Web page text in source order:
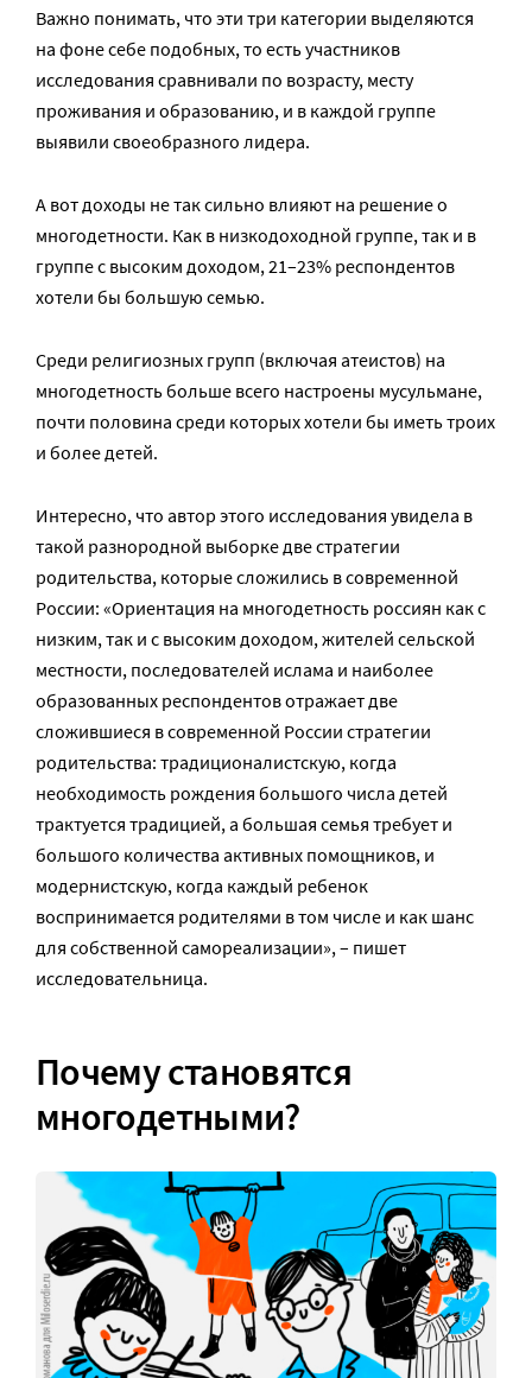
Важно понимать, что эти три категории выделяются
на фоне себе подобных, то есть участников
исследования сравнивали по возрасту, месту
проживания и образованию, и в каждой группе
выявили своеобразного лидера.
А вот доходы не так сильно влияют на решение о
многодетности. Как в низкодоходной группе, так и в
группе с высоким доходом, 21–23% респондентов
хотели бы большую семью.
Среди религиозных групп (включая атеистов) на
многодетность больше всего настроены мусульмане,
почти половина среди которых хотели бы иметь троих
и более детей.
Интересно, что автор этого исследования увидела в
такой разнородной выборке две стратегии
родительства, которые сложились в современной
России: «Ориентация на многодетность россиян как с
низким, так и с высоким доходом, жителей сельской
местности, последователей ислама и наиболее
образованных респондентов отражает две
сложившиеся в современной России стратегии
родительства: традиционалистскую, когда
необходимость рождения большого числа детей
трактуется традицией, а большая семья требует и
большого количества активных помощников, и
модернистскую, когда каждый ребенок
воспринимается родителями в том числе и как шанс
для собственной самореализации», – пишет
исследовательница.
Почему становятся
многодетными?